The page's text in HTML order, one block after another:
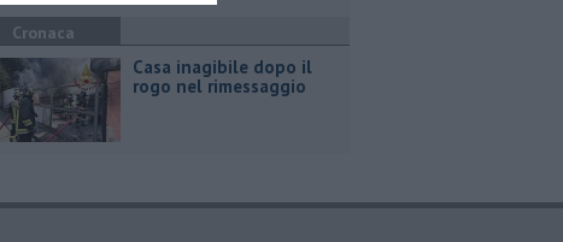
Cronaca
Casa inagibile dopo il
rogo nel rimessaggio